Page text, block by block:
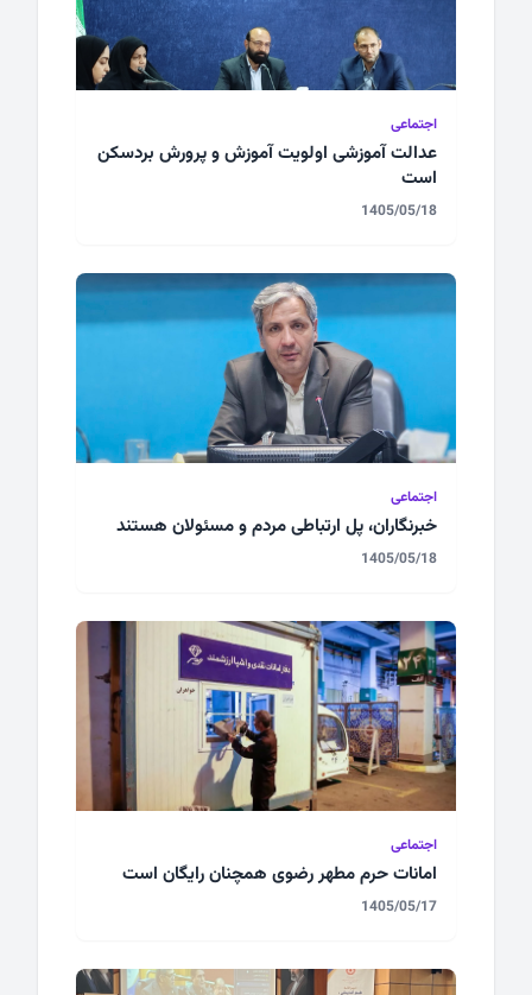
اجتماعی
عدالت آموزشی اولویت آموزش و پرورش بردسکن
است
1405/05/18
اجتماعی
خبرنگاران، پل ارتباطی مردم و مسئولان هستند
1405/05/18
اجتماعی
امانات حرم مطهر رضوی همچنان رایگان است
1405/05/17